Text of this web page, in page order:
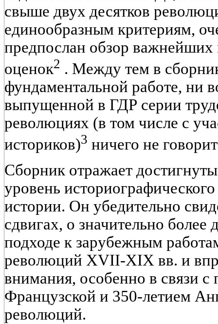
свыше двух десятков
единообразным критериям,
предпослан обзор важнейших
оценок2 . Между тем в
фундаментальной работе, ни
выпущенной в ГДР серии
революциях (в том числе с
историков)3 ничего не
Сборник отражает
уровень
истории. Он убедительно
сдвигах, о значительно
подходе к зарубежным
революций XVII-XIX вв. и
внимания, особенно в связи
Французской и 350-летием
революций.